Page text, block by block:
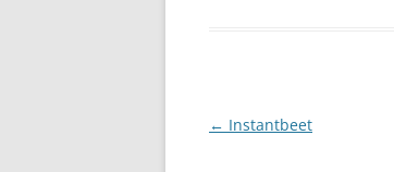
Beitragsnavigation
← Instantbeet